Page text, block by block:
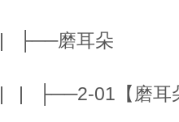
| ├──磨耳朵
| | ├──2-01【磨耳